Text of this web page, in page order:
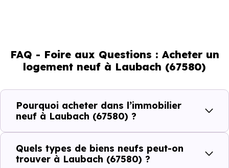
démographique qui renseigne directement sur la
demande locative locale et les typologies de biens les
plus recherchées.
Côté cadre de vie, Laubach (67580) dispose de 1
commerces, 0 professions médicales et 1 établissements
scolaires. Des équipements du quotidien qui constituent
autant d'arguments concrets pour habiter ou investir
FAQ - Foire aux Questions : Acheter un
logement neuf à Laubach (67580)
Pourquoi acheter dans l’immobilier
neuf à Laubach (67580) ?
Quels types de biens neufs peut-on
trouver à Laubach (67580) ?